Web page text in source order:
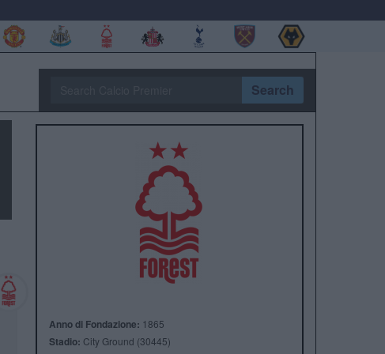
Search
Anno di Fondazione: 1865
Stadio: City Ground (30445)